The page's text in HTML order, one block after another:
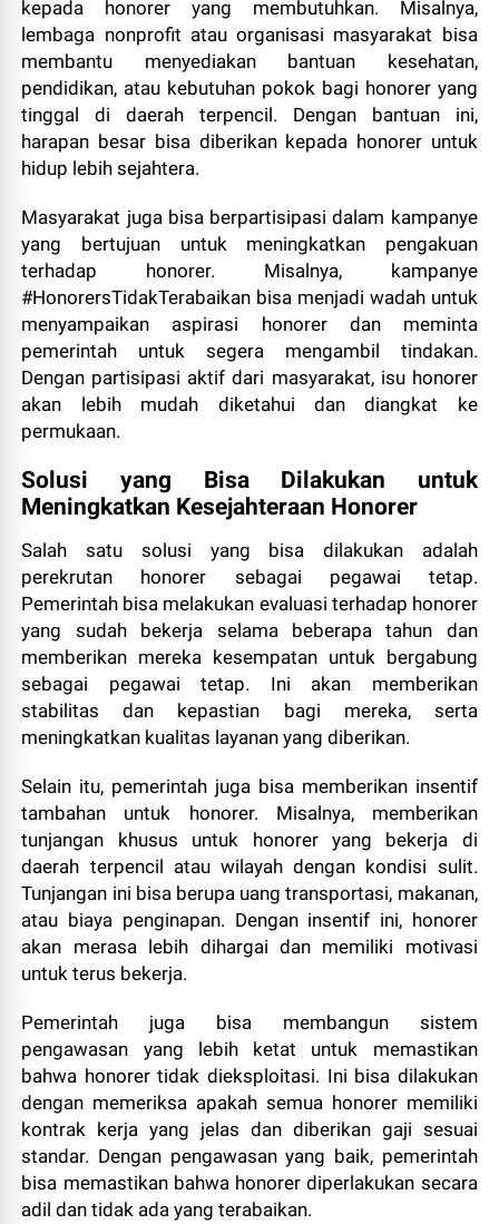
kepada honorer yang membutuhkan. Misalnya,
lembaga nonprofit atau organisasi masyarakat bisa
membantu menyediakan bantuan kesehatan,
pendidikan, atau kebutuhan pokok bagi honorer yang
tinggal di daerah terpencil. Dengan bantuan ini,
harapan besar bisa diberikan kepada honorer untuk
hidup lebih sejahtera.
Masyarakat juga bisa berpartisipasi dalam kampanye
yang bertujuan untuk meningkatkan pengakuan
terhadap honorer. Misalnya, kampanye
#HonorersTidakTerabaikan bisa menjadi wadah untuk
menyampaikan aspirasi honorer dan meminta
pemerintah untuk segera mengambil tindakan.
Dengan partisipasi aktif dari masyarakat, isu honorer
akan lebih mudah diketahui dan diangkat ke
permukaan.
Solusi yang Bisa Dilakukan untuk
Meningkatkan Kesejahteraan Honorer
Salah satu solusi yang bisa dilakukan adalah
perekrutan honorer sebagai pegawai tetap.
Pemerintah bisa melakukan evaluasi terhadap honorer
yang sudah bekerja selama beberapa tahun dan
memberikan mereka kesempatan untuk bergabung
sebagai pegawai tetap. Ini akan memberikan
stabilitas dan kepastian bagi mereka, serta
meningkatkan kualitas layanan yang diberikan.
Selain itu, pemerintah juga bisa memberikan insentif
tambahan untuk honorer. Misalnya, memberikan
tunjangan khusus untuk honorer yang bekerja di
daerah terpencil atau wilayah dengan kondisi sulit.
Tunjangan ini bisa berupa uang transportasi, makanan,
atau biaya penginapan. Dengan insentif ini, honorer
akan merasa lebih dihargai dan memiliki motivasi
untuk terus bekerja.
Pemerintah juga bisa membangun sistem
pengawasan yang lebih ketat untuk memastikan
bahwa honorer tidak dieksploitasi. Ini bisa dilakukan
dengan memeriksa apakah semua honorer memiliki
kontrak kerja yang jelas dan diberikan gaji sesuai
standar. Dengan pengawasan yang baik, pemerintah
bisa memastikan bahwa honorer diperlakukan secara
adil dan tidak ada yang terabaikan.